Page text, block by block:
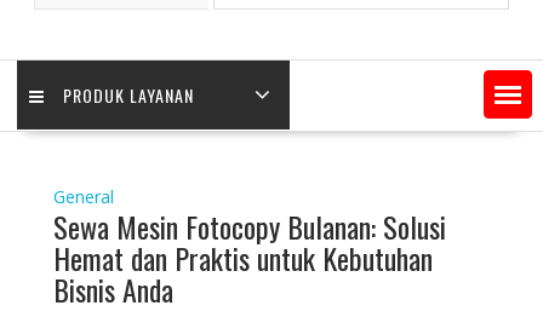
PRODUK LAYANAN
General
Sewa Mesin Fotocopy Bulanan: Solusi
Hemat dan Praktis untuk Kebutuhan
Bisnis Anda